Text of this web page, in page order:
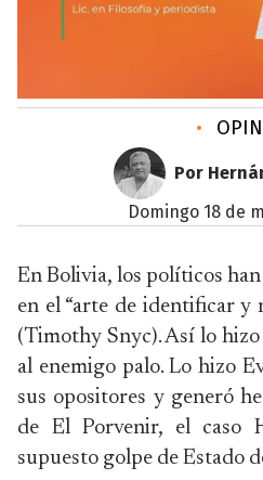
•
Por
domingo 18 de
En Bolivia, los políticos
en el “arte de identificar y
(Timothy Snyc). Así lo
al enemigo palo. Lo hizo
sus opositores y generó
de El Porvenir, el caso
supuesto golpe de Estado